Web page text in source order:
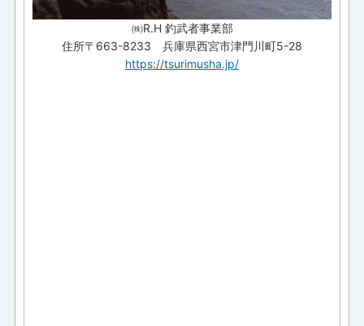
㈱R.H 釣武者事業部
住所〒663-8233 兵庫県西宮市津門川町5-28
https://tsurimusha.jp/